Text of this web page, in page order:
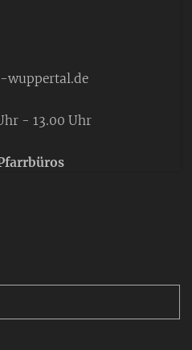
wuppertal.de
- 13.00 Uhr